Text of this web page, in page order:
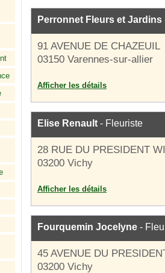
Perronnet Fleurs et Jardins
91 AVENUE DE CHAZEUIL
03150 Varennes-sur-allier
Afficher les détails
Elise Renault - Fleuriste
28 RUE DU PRESIDENT
03200 Vichy
Afficher les détails
Fourquemin Jocelyne -
45 AVENUE DU
03200 Vichy